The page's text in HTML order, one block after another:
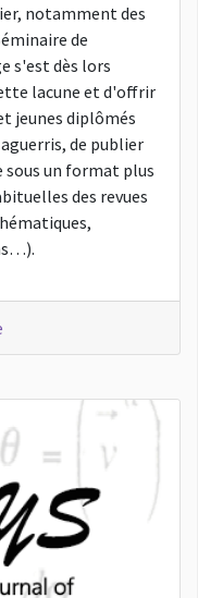
notamment des
de
s'est dès lors
lacune et d'offrir
jeunes diplômés
de publier
un format plus
des revues